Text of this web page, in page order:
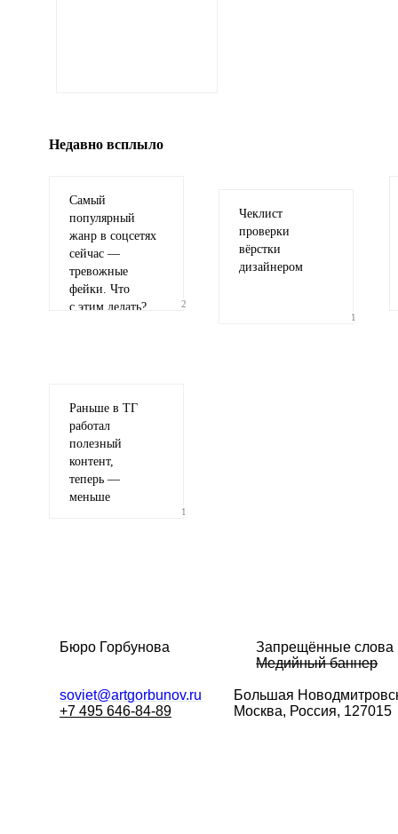
Недавно всплыло
Самый
популярный
жанр в соцсетях
сейчас —
тревожные
фейки. Что
с этим делать?
2
Чеклист
проверки
вёрстки
дизайнером
1
Раньше в ТГ
работал
полезный
контент,
теперь —
меньше
1
Бюро Горбунова
Запрещённые слова
Медийный баннер
soviet@artgorbunov.ru
+7 495 646-84-89
Большая
Москва, Россия, 127015